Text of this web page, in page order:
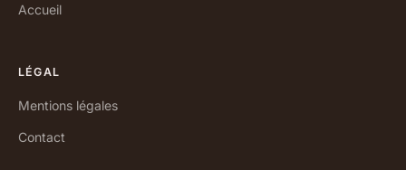
Accueil
LÉGAL
Mentions légales
Contact